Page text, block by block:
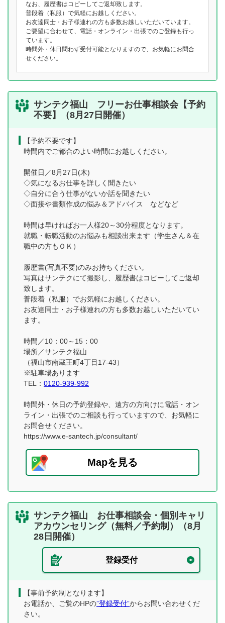
なお、履歴書はコピーしてご返却致します。
普段着（私服）で気軽にお越しください。
お友達同士・お子様連れの方も多数お越しいただいています。
ご要望に合わせて、電話・オンライン・出張でのご登録も行っ
ています。
時間外・休日問わず受付可能となりますので、お気軽にお問合
せください。
サンテク福山 フリーお仕事相談会【予約
不要】（8月27日開催）
【予約不要です】
時間内でご都合のよい時間にお越しください。
開催日／8月27日(木)
◇気になるお仕事を詳しく聞きたい
◇自分に合う仕事がないか話を聞きたい
◇面接や書類作成の悩み＆アドバイス などなど
時間は早ければお一人様20～30分程度となります。
就職・転職活動のお悩みも相談出来ます（学生さん＆在
職中の方もＯＫ）
履歴書(写真不要)のみお持ちください。
写真はサンテクにて撮影し、履歴書はコピーしてご返却
致します。
普段着（私服）でお気軽にお越しください。
お友達同士・お子様連れの方も多数お越しいただいてい
ます。
時間／10：00～15：00
場所／サンテク福山
（福山市南蔵王町4丁目17-43）
※駐車場あります
TEL： 0120-939-992
時間外・休日の予約登録や、遠方の方向けに電話・オン
ライン・出張でのご相談も行っていますので、お気軽に
お問合せください。
https://www.e-santech.jp/consultant/
Mapを見る
サンテク福山 お仕事相談会・個別キャリ
アカウンセリング（無料／予約制）（8月
28日開催）
登録受付
【事前予約制となります】
お電話か、ご覧のHPの”登録受付”からお問い合わせくだ
さい。